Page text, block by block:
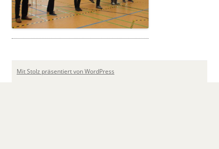
Mit Stolz präsentiert von WordPress